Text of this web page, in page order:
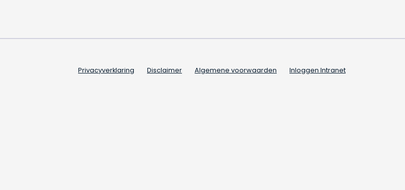
Privacyverklaring Disclaimer Algemene voorwaarden Inloggen Intranet